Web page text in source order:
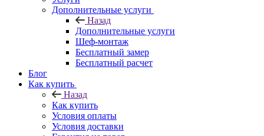
Дополнительные услуги
Назад
Дополнительные услуги
Шеф-монтаж
Бесплатный замер
Бесплатный расчет
Блог
Как купить
Назад
Как купить
Условия оплаты
Условия доставки